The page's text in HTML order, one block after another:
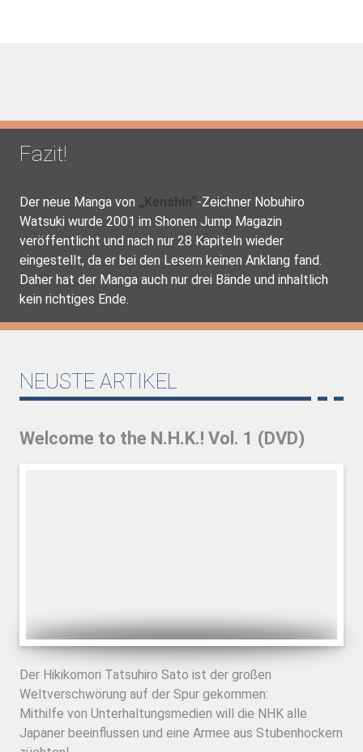
Fazit!
Der neue Manga von „Kenshin“-Zeichner Nobuhiro
Watsuki wurde 2001 im Shonen Jump Magazin
veröffentlicht und nach nur 28 Kapiteln wieder
eingestellt, da er bei den Lesern keinen Anklang fand.
Daher hat der Manga auch nur drei Bände und inhaltlich
kein richtiges Ende.
NEUSTE ARTIKEL
Welcome to the N.H.K.! Vol. 1 (DVD)
Der Hikikomori Tatsuhiro Sato ist der großen
Weltverschwörung auf der Spur gekommen:
Mithilfe von Unterhaltungsmedien will die NHK alle
Japaner beeinflussen und eine Armee aus Stubenhockern